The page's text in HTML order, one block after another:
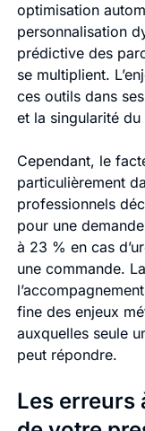
optimisation
personnalisation
prédictive des
se multiplient.
ces outils dans
et la singularité
Cependant, le
particulièrement
professionnels
pour une
à 23 % en cas
une commande.
fine des enjeux
auxquelles seule
peut répondre.
Les erreurs